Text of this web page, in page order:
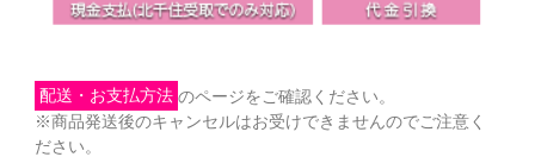
配送・お支払方法 のページをご確認ください。
※商品発送後のキャンセルはお受けできませんのでご注意く
ださい。